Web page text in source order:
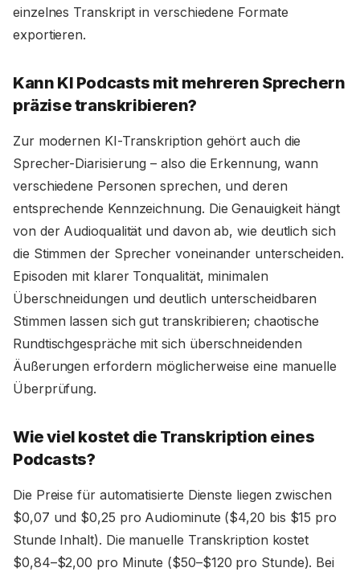
einzelnes Transkript in verschiedene Formate
exportieren.
Kann KI Podcasts mit mehreren Sprechern
präzise transkribieren?
Zur modernen KI-Transkription gehört auch die
Sprecher-Diarisierung – also die Erkennung, wann
verschiedene Personen sprechen, und deren
entsprechende Kennzeichnung. Die Genauigkeit hängt
von der Audioqualität und davon ab, wie deutlich sich
die Stimmen der Sprecher voneinander unterscheiden.
Episoden mit klarer Tonqualität, minimalen
Überschneidungen und deutlich unterscheidbaren
Stimmen lassen sich gut transkribieren; chaotische
Rundtischgespräche mit sich überschneidenden
Äußerungen erfordern möglicherweise eine manuelle
Überprüfung.
Wie viel kostet die Transkription eines
Podcasts?
Die Preise für automatisierte Dienste liegen zwischen
$0,07 und $0,25 pro Audiominute ($4,20 bis $15 pro
Stunde Inhalt). Die manuelle Transkription kostet
$0,84–$2,00 pro Minute ($50–$120 pro Stunde). Bei